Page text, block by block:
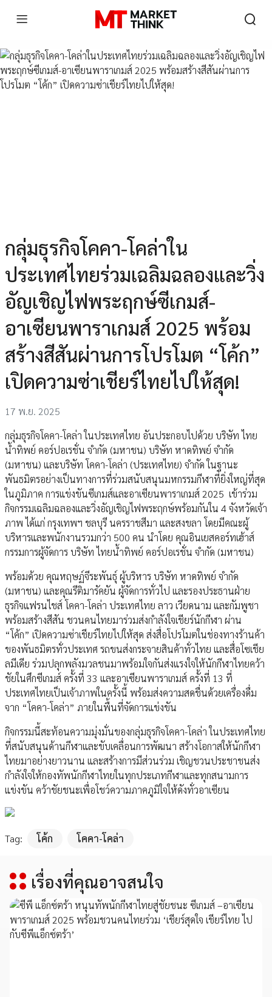
กลุ่มธุรกิจโคคา-โคล่าใน
ประเทศไทยร่วมเฉลิมฉลองและวิ่ง
อัญเชิญไฟพระฤกษ์ซีเกมส์-
อาเซียนพาราเกมส์ 2025 พร้อม
สร้างสีสันผ่านการโปรโมต “โค้ก”
เปิดความซ่าเชียร์ไทยไปให้สุด!
17 พ.ย. 2025
กลุ่มธุรกิจโคคา-โคล่า ในประเทศไทย อันประกอบไปด้วย บริษัท ไทย
น้ำทิพย์ คอร์ปอเรชั่น จำกัด (มหาชน) บริษัท หาดทิพย์ จำกัด
(มหาชน) และบริษัท โคคา-โคล่า (ประเทศไทย) จำกัด ในฐานะ
พันธมิตรอย่างเป็นทางการที่ร่วมสนับสนุนมหกรรมกีฬาที่ยิ่งใหญ่ที่สุด
ในภูมิภาค การแข่งขันซีเกมส์และอาเซียนพาราเกมส์ 2025 เข้าร่วม
กิจกรรมเฉลิมฉลองและวิ่งอัญเชิญไฟพระฤกษ์พร้อมกันใน 4 จังหวัดเจ้า
ภาพ ได้แก่ กรุงเทพฯ ชลบุรี นครราชสีมา และสงขลา โดยมีคณะผู้
บริหารและพนักงานรวมกว่า 500 คน นำโดย คุณอินเยสคอร์ทเฮ้าส์
กรรมการผู้จัดการ บริษัท ไทยน้ำทิพย์ คอร์ปอเรชั่น จำกัด (มหาชน)
พร้อมด้วย คุณหฤษฏ์จีระพันธุ์ ผู้บริหาร บริษัท หาดทิพย์ จำกัด
(มหาชน) และคุณรีติมารัคยัน ผู้จัดการทั่วไป และรองประธานฝ่าย
ธุรกิจแฟรนไชส์ โคคา-โคล่า ประเทศไทย ลาว เวียดนาม และกัมพูชา
พร้อมสร้างสีสัน ชวนคนไทยมาร่วมส่งกำลังใจเชียร์นักกีฬา ผ่าน
“โค้ก” เปิดความซ่าเชียร์ไทยไปให้สุด ส่งสื่อโปรโมตในช่องทางร้านค้า
ของพันธมิตรทั่วประเทศ รถขนส่งกระจายสินค้าทั่วไทย และสื่อโซเชีย
ลมีเดีย ร่วมปลุกพลังมวลชนมาพร้อมใจกันส่งแรงใจให้นักกีฬาไทยคว้า
ชัยในศึกซีเกมส์ ครั้งที่ 33 และอาเซียนพาราเกมส์ ครั้งที่ 13 ที่
ประเทศไทยเป็นเจ้าภาพในครั้งนี้ พร้อมส่งความสดชื่นด้วยเครื่องดื่ม
จาก “โคคา-โคล่า” ภายในพื้นที่จัดการแข่งขัน
กิจกรรมนี้สะท้อนความมุ่งมั่นของกลุ่มธุรกิจโคคา-โคล่า ในประเทศไทย
ที่สนับสนุนด้านกีฬาและขับเคลื่อนการพัฒนา สร้างโอกาสให้นักกีฬา
ไทยมาอย่างยาวนาน และสร้างการมีส่วนร่วม เชิญชวนประชาชนส่ง
กำลังใจให้กองทัพนักกีฬาไทยในทุกประเภทกีฬาและทุกสนามการ
แข่งขัน คว้าชัยชนะเพื่อโชว์ความภาคภูมิใจให้ดังทั่วอาเซียน
Tag: โค้ก โคคา-โคล่า
เรื่องที่คุณอาจสนใจ